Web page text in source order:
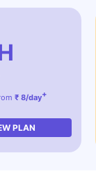
₹ 8/day+
PLAN